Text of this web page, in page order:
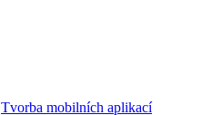
Tvorba mobilních aplikací